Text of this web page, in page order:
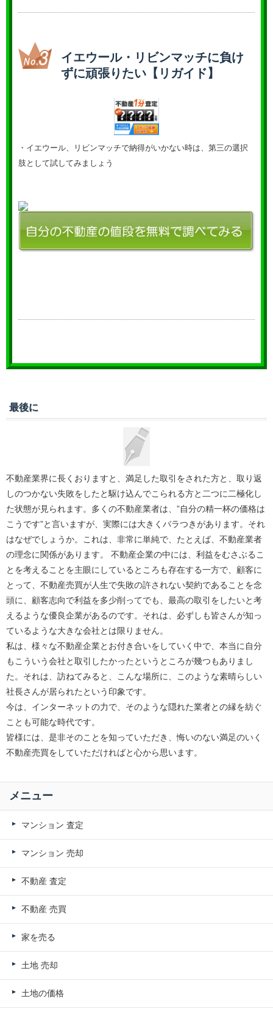
イエウール・リビンマッチに負け
ずに頑張りたい【リガイド】
・イエウール、リビンマッチで納得がいかない時は、第三の選択
肢として試してみましょう
最後に
不動産業界に長くおりますと、満足した取引をされた方と、取り返
しのつかない失敗をしたと駆け込んでこられる方と二つに二極化し
た状態が見られます。多くの不動産業者は、”自分の精一杯の価格は
こうです”と言いますが、実際には大きくバラつきがあります。それ
はなぜでしょうか。これは、非常に単純で、たとえば、不動産業者
の理念に関係があります。 不動産企業の中には、利益をむさぶるこ
とを考えることを主眼にしているところも存在する一方で、顧客に
とって、不動産売買が人生で失敗の許されない契約であることを念
頭に、顧客志向で利益を多少削ってでも、最高の取引をしたいと考
えるような優良企業があるのです。それは、必ずしも皆さんが知っ
ているような大きな会社とは限りません。
私は、様々な不動産企業とお付き合いをしていく中で、本当に自分
もこういう会社と取引したかったというところが幾つもありまし
た。それは、訪ねてみると、こんな場所に、このような素晴らしい
社長さんが居られたという印象です。
今は、インターネットの力で、そのような隠れた業者との縁を紡ぐ
ことも可能な時代です。
皆様には、是非そのことを知っていただき、悔いのない満足のいく
不動産売買をしていただければと心から思います。
メニュー
マンション 査定
マンション 売却
不動産 査定
不動産 売買
家を売る
土地 売却
土地の価格